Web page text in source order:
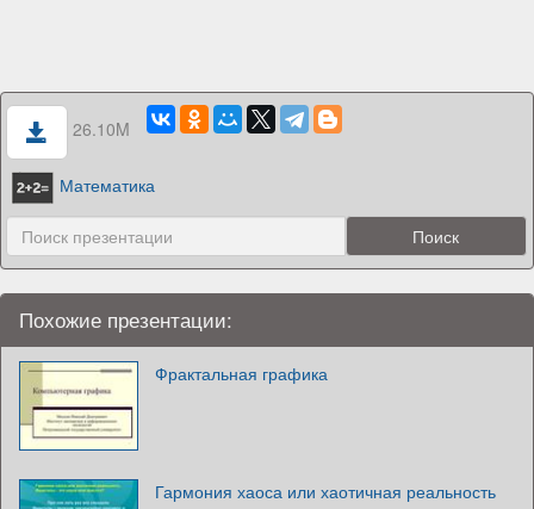
26.10M
Математика
Похожие презентации:
Фрактальная графика
Гармония хаоса или хаотичная реальность